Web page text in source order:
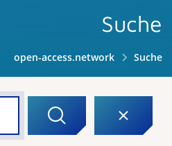
Suche
open-access.network Suche